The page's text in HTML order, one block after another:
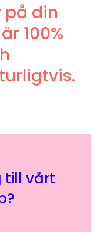
på din
100%
till vårt